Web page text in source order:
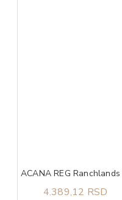
4.389,12 RSD